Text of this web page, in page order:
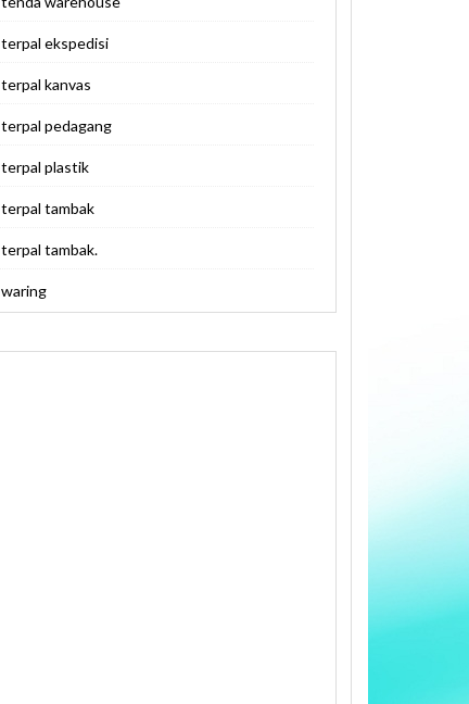
terpal ekspedisi
terpal kanvas
terpal pedagang
terpal plastik
terpal tambak
terpal tambak.
waring